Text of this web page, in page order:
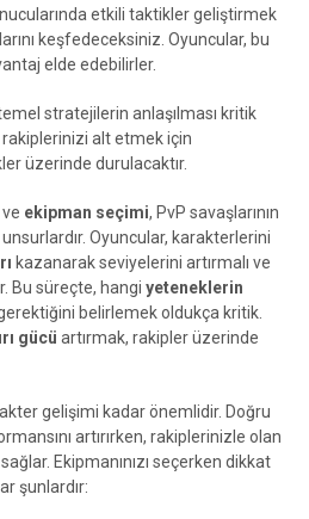
etkili taktikler geliştirmek
keşfedeceksiniz. Oyuncular, bu
elde edebilirler.
stratejilerin anlaşılması kritik
alt etmek için
üzerinde durulacaktır.
ve ekipman seçimi, PvP savaşlarının
Oyuncular, karakterlerini
kazanarak seviyelerini artırmalı ve
Bu süreçte, hangi yeteneklerin
belirlemek oldukça kritik.
gücü artırmak, rakipler üzerinde
gelişimi kadar önemlidir. Doğru
artırırken, rakiplerinizle olan
sağlar. Ekipmanınızı seçerken dikkat
şunlardır: